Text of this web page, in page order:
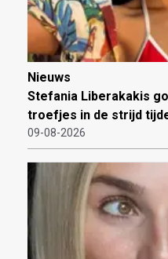
Nieuws
Stefania Liberakakis
troefjes in de strijd
09-08-2026